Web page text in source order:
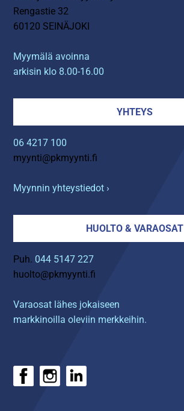
Rengastie 32
60120 SEINÄJOKI
Myymälä avoinna
arkisin klo 8.00-16.00
YHTEYS
06 4217 100
myynti@pkmyynti.fi
Myynnin yhteystiedot ›
HUOLTO & VARAOSAT
Puh. 044 5147 227
huolto@pkmyynti.fi
Varaosat lähes jokaiseen
markkinoilla oleviin merkkeihin.